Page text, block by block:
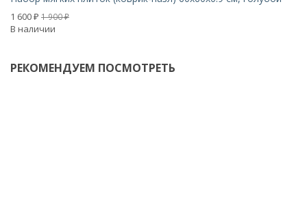
1 600 ₽ 1 900₽
В наличии
РЕКОМЕНДУЕМ ПОСМОТРЕТЬ